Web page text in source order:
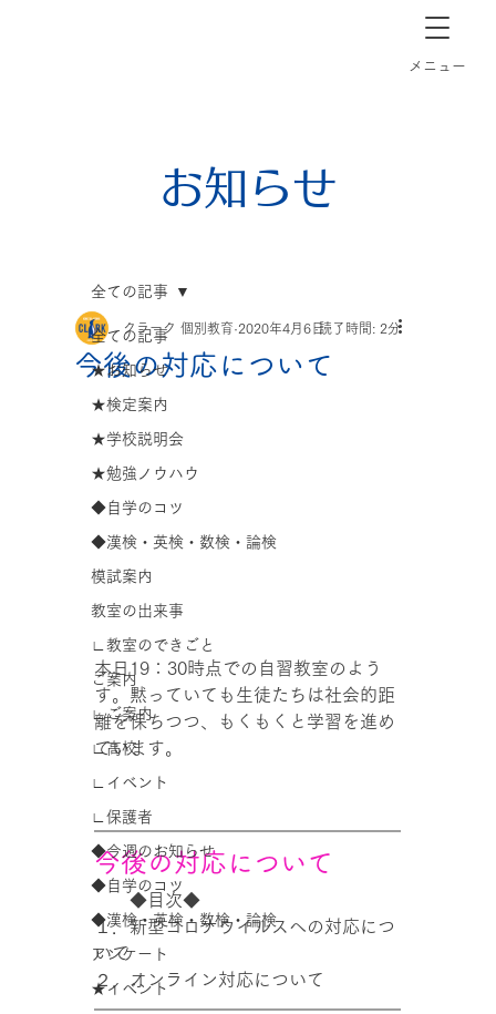
​メニュー
全ての記事
★お知らせ
★検定案内
★学校説明会
★勉強ノウハウ
◆自学のコツ
◆漢検・英検・数検・論検
模試案内
教室の出来事
∟教室のできごと
ご案内
∟ご案内
∟高校
∟イベント
∟保護者
◆今週のお知らせ
◆自学のコツ
◆漢検・英検・数検・論検
アンケート
★イベント
全ての記事
今後の対応について
クラーク 個別教育 2020年4月6日読了時間: 2分
本日19：30時点での自習教室のよう
す。黙っていても生徒たちは社会的距
離を保ちつつ、もくもくと学習を進め
ています。
今後の対応について
◆目次◆
１．新型コロナウイルスへの対応につ
いて
２．オンライン対応について
お知らせ